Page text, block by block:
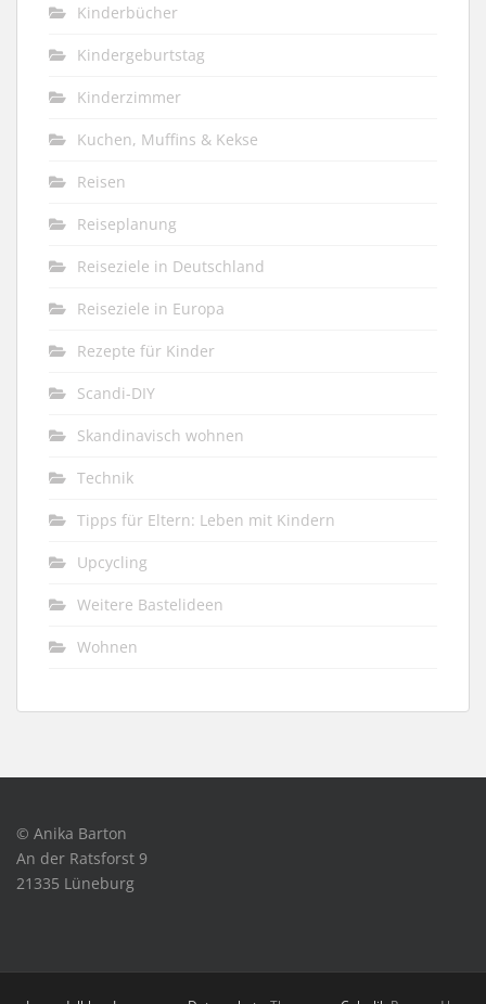
Kinderbücher
Kindergeburtstag
Kinderzimmer
Kuchen, Muffins & Kekse
Reisen
Reiseplanung
Reiseziele in Deutschland
Reiseziele in Europa
Rezepte für Kinder
Scandi-DIY
Skandinavisch wohnen
Technik
Tipps für Eltern: Leben mit Kindern
Upcycling
Weitere Bastelideen
Wohnen
© Anika Barton
An der Ratsforst 9
21335 Lüneburg